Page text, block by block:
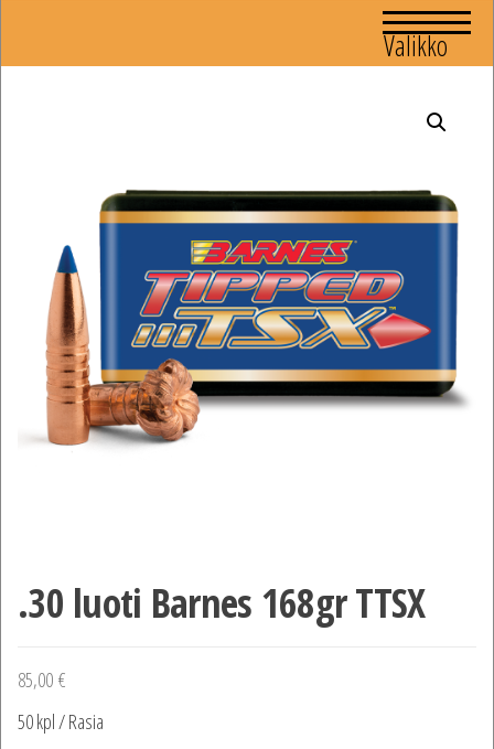
Valikko
.30 luoti Barnes 168gr TTSX
85,00 €
50 kpl / Rasia